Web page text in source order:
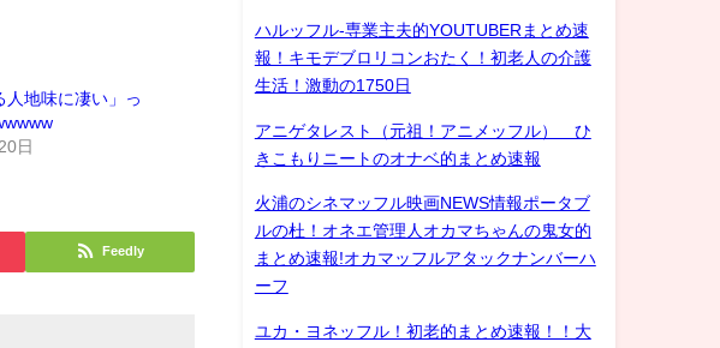
人地味に凄い」っ
日
Feedly
ハルッフル-専業主夫的YOUTUBERまとめ速
報！キモデブロリコンおたく！初老人の介護
生活！激動の1750日
アニゲタレスト（元祖！アニメッフル） ひ
きこもりニートのオナベ的まとめ速報
火浦のシネマッフル映画NEWS情報ポータブ
ルの杜！オネエ管理人オカマちゃんの鬼女的
まとめ速報!オカマッフルアタックナンバーハ
ーフ
ユカ・ヨネッフル！初老的まとめ速報！！大